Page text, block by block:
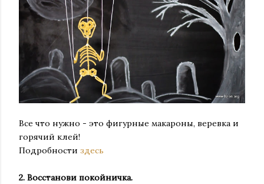
Все что нужно - это фигурные макароны, веревка и
горячий клей!
Подробности здесь
2️. Восстанови покойничка.